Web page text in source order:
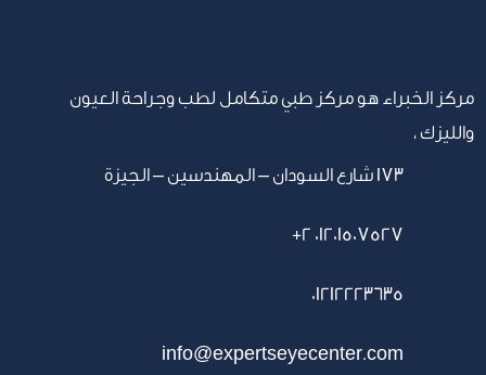
مركز الخبراء هو مركز طبي متكامل لطب وجراحة العيون
والليزك ،
١٧٣ شارع السودان – المهندسين – الجيزة
+2 01201507527
01212223635
info@expertseyecenter.com